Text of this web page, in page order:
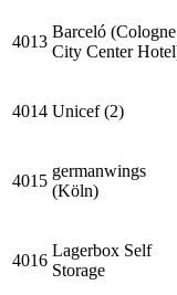
4013
Barceló (Cologne
City Center
4014 Unicef (2)
4015
germanwings
(Köln)
4016
Lagerbox Self
Storage